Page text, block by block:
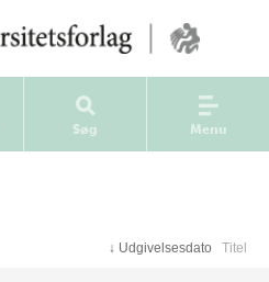
Søg Menu
↓ Udgivelsesdato Titel